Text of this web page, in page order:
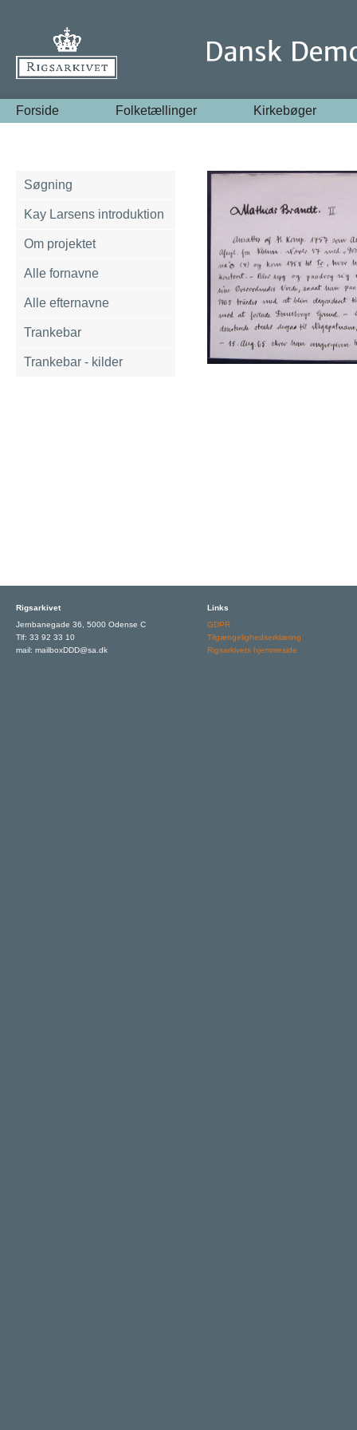
Forside Folketællinger Kirkebøger
Søgning
Kay Larsens introduktion
Om projektet
Alle fornavne
Alle efternavne
Trankebar
Trankebar - kilder
Rigsarkivet
Jernbanegade 36, 5000 Odense C
Tlf: 33 92 33 10
mail: mailboxDDD@sa.dk
Links
GDPR
Tilgængelighedserklæring
Rigsarkivets hjemmeside